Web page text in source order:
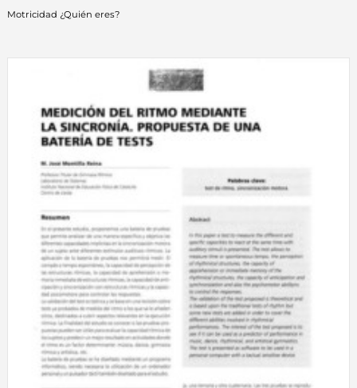
Motricidad ¿Quién eres?